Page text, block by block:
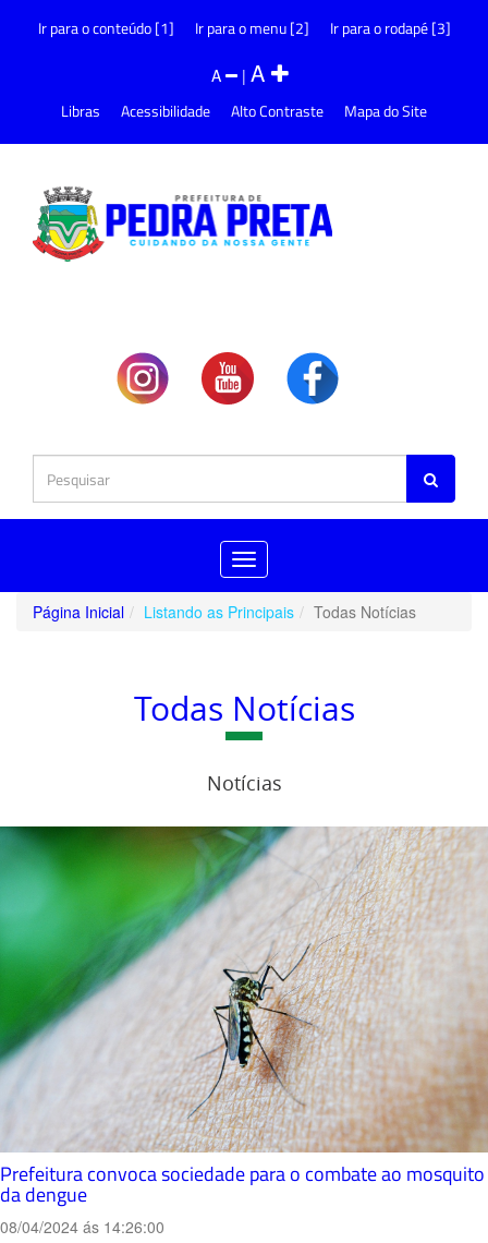
Ir para o conteúdo [1] Ir para o menu [2] Ir para o rodapé [3]
A |A
Libras Acessibilidade Alto Contraste Mapa do Site
Toggle
navigation
Página Inicial
Listando as Principais Todas Notícias
Todas Notícias
Notícias
Prefeitura convoca sociedade para o combate ao mosquito
da dengue
08/04/2024 ás 14:26:00